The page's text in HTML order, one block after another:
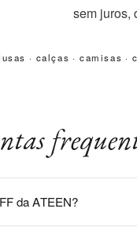
sem juros,
· calças · camisas ·
da ATEEN?